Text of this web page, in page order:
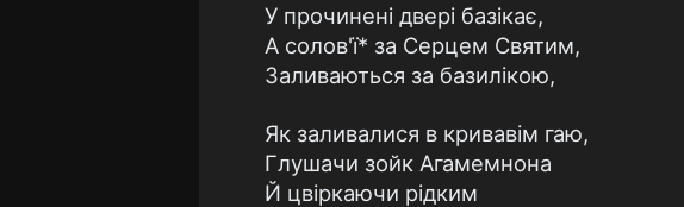
У прочинені двері базікає,
А солов'ї* за Серцем Святим,
Заливаються за базилікою,
Як заливалися в кривавім гаю,
Глушачи зойк Агамемнона
Й цвіркаючи рідким